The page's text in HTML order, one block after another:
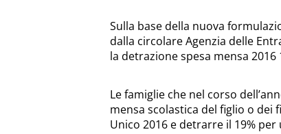
Sulla base della nuova
dalla circolare Agenzia delle
la detrazione spesa mensa 2016
Le famiglie che nel corso
mensa scolastica del figlio o dei
Unico 2016 e detrarre il 19%